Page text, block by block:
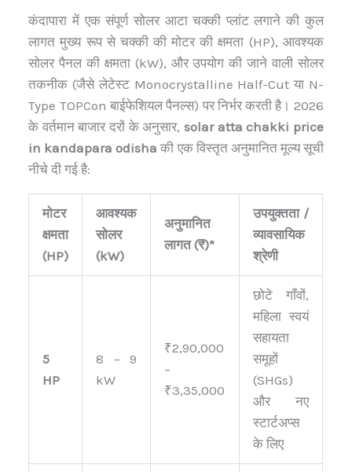
कंदापारा में एक संपूर्ण सोलर आटा चक्की प्लांट लगाने की कुल
लागत मुख्य रूप से चक्की की मोटर की क्षमता (HP), आवश्यक
सोलर पैनल की क्षमता (kW), और उपयोग की जाने वाली सोलर
तकनीक (जैसे लेटेस्ट Monocrystalline Half-Cut या N-
Type TOPCon बाईफेशियल पैनल्स) पर निर्भर करती है। 2026
के वर्तमान बाजार दरों के अनुसार, solar atta chakki price
in kandapara odisha की एक विस्तृत अनुमानित मूल्य सूची
नीचे दी गई है:
मोटर
क्षमता
(HP)
आवश्यक
सोलर
(kW)
अनुमानित
लागत (₹)*
उपयुक्तता /
व्यावसायिक
श्रेणी
5
HP
8 – 9
kW
₹2,90,000
–
₹3,35,000
छोटे गाँवों,
महिला स्वयं
सहायता
समूहों
(SHGs)
और नए
स्टार्टअप्स
के लिए